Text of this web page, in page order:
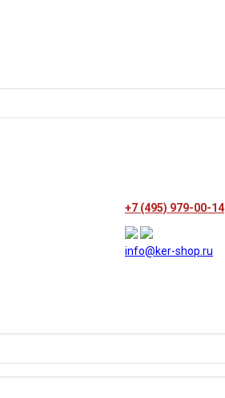
+7 (495) 979-00-14
info@ker-shop.ru